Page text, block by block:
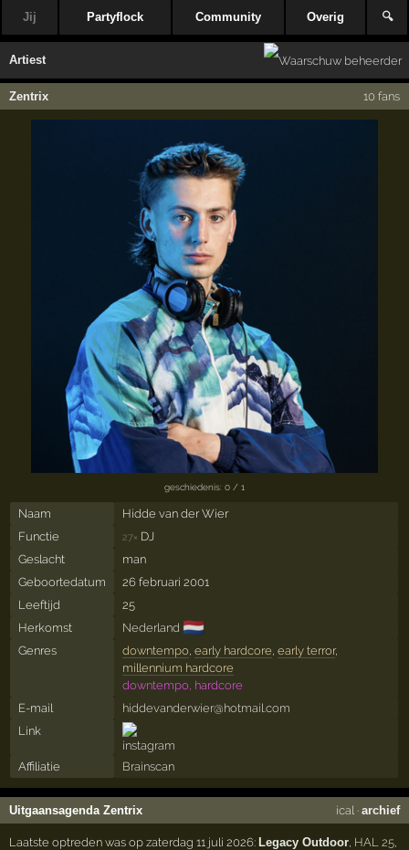
Jij Partyflock Community Overig 🔍
Artiest
Zentrix 10 fans
geschiedenis: 0 / 1
Naam
Hidde van der Wier
Functie
27× DJ
Geslacht
man
Geboortedatum
26 februari 2001
Leeftijd
25
Herkomst
Nederland 🇳🇱
Genres downtempo, early hardcore early terror,
millennium hardcore
downtempo, hardcore
E-mail
hiddevanderwier@hotmail.com
Link
Affiliatie Brainscan
Uitgaansagenda Zentrix ical· archief
Laatste optreden was op zaterdag 11 juli 2026:Legacy Outdoor HAL 25